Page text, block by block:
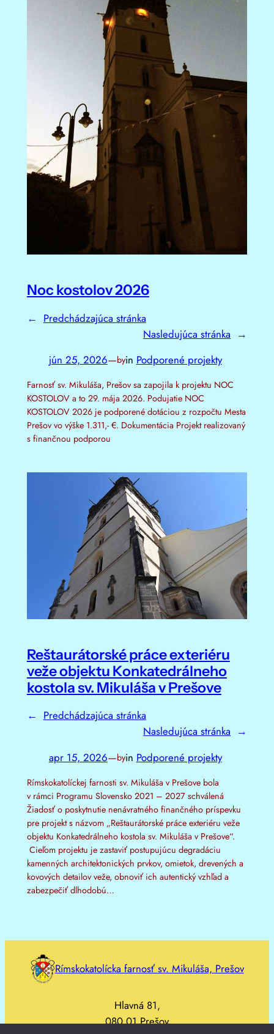
Noc kostolov 2026
← Predchádzajúca stránka
Nasledujúca stránka →
jún 25, 2026—byin Podporené projekty
Farnosť sv. Mikuláša, Prešov sa zapojila k projektu NOC
KOSTOLOV a to 29. mája 2026. Podujatie NOC
KOSTOLOV 2026 je podporené dotáciou z rozpočtu Mesta
Prešov vo výške 1.311,- €. Dokumentácia Projekt realizovaný
s finančnou podporou
Reštaurátorské práce exteriéru
veže objektu Konkatedrálneho
kostola sv. Mikuláša v Prešove
← Predchádzajúca stránka
Nasledujúca stránka →
apr 15, 2026—byin Podporené projekty
Rímskokatolíckej farnosti sv. Mikuláša v Prešove bola
v rámci Programu Slovensko 2021 – 2027 schválená
Žiadosť o poskytnutie nenávratného finančného príspevku
pre projekt s názvom „Reštaurátorské práce exteriéru veže
objektu Konkatedrálneho kostola sv. Mikuláša v Prešove“.
Cieľom projektu je zastaviť postupujúcu degradáciu
kamenných architektonických prvkov, omietok, drevených a
kovových detailov veže, obnoviť ich autentický vzhľad a
zabezpečiť dlhodobú…
Rímskokatolícka farnosť sv. Mikuláša, Prešov
Hlavná 81,
080 01 Prešov